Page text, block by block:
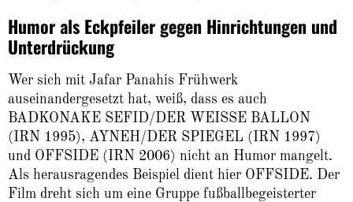
Humor als Eckpfeiler gegen Hinrichtungen und
Unterdrückung
Wer sich mit Jafar Panahis Frühwerk
auseinandergesetzt hat, weiß, dass es auch
BADKONAKE SEFID/DER WEISSE BALLON
(IRN 1995), AYNEH/DER SPIEGEL (IRN 1997)
und OFFSIDE (IRN 2006) nicht an Humor mangelt.
Als herausragendes Beispiel dient hier OFFSIDE. Der
Film dreht sich um eine Gruppe fußballbegeisterter